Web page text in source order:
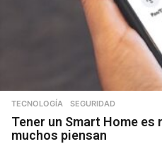
TECNOLOGÍA SEGURIDAD
Tener un Smart Home es
muchos piensan